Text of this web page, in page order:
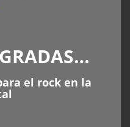
el rock en la